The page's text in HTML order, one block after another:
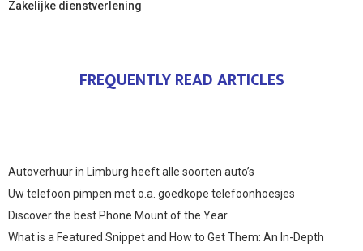
Zakelijke dienstverlening
FREQUENTLY READ ARTICLES
Autoverhuur in Limburg heeft alle soorten auto’s
Uw telefoon pimpen met o.a. goedkope telefoonhoesjes
Discover the best Phone Mount of the Year
What is a Featured Snippet and How to Get Them: An In-Depth